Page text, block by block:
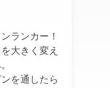
ランカー！
大きく変え
を通したら